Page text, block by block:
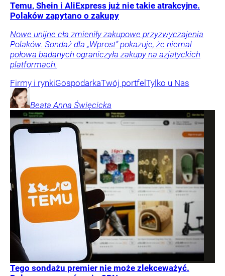
Temu, Shein i AliExpress już nie takie atrakcyjne.
Polaków zapytano o zakupy
Nowe unijne cła zmieniły zakupowe przyzwyczajenia
Polaków. Sondaż dla „Wprost” pokazuje, że niemal
połowa badanych ograniczyła zakupy na azjatyckich
platformach.
Firmy i rynkiGospodarkaTwój portfel Tylko u Nas
Beata Anna Święcicka
Tego sondażu premier nie może zlekceważyć.